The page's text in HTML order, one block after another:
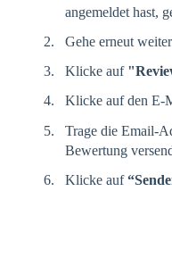
angemeldet hast,
Gehe erneut
Klicke auf
Klicke auf den E-
Trage die Email-
Bewertung
Klicke auf